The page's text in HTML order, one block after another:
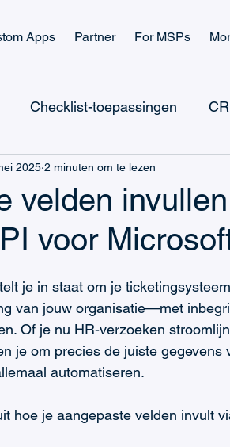
Apps Partner For MSPs
Checklist-toepassingen
Teams Ticketing
Microsoft Power Apps Microsoft
& Verkoop IT-ondersteuning
velden
voor
2025 2 minuten om te lezen
je in staat om je
van jouw organisatie—met
Of je nu HR-verzoeken
je om precies de juiste gegevens
automatiseren.
hoe je aangepaste velden invult